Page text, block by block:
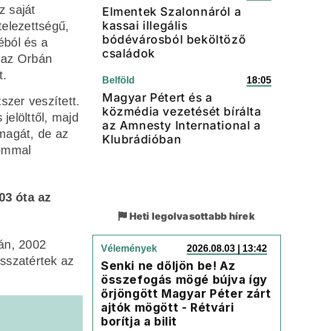
saját
és a
Orbán
veszített.
jelölttől, majd
de az
óta az
2002
az
Elmentek Szalonnáról a
kassai illegális
bódévárosból beköltöző
családok
Belföld 18:05
Magyar Pétert és a
közmédia vezetését bírálta
az Amnesty International a
Klubrádióban
Heti legolvasottabb hírek
Vélemények 2026.08.03 | 13:42
Senki ne dőljön be! Az
összefogás mögé bújva így
őrjöngött Magyar Péter zárt
ajtók mögött - Rétvári
borítja a bilit